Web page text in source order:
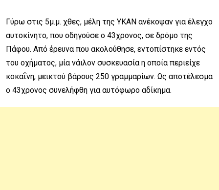
Γύρω στις 5μ.μ. χθες, μέλη της ΥΚΑΝ ανέκοψαν για έλεγχο
αυτοκίνητο, που οδηγούσε ο 43χρονος, σε δρόμο της
Πάφου. Από έρευνα που ακολούθησε, εντοπίστηκε εντός
του οχήματος, μία νάιλον συσκευασία η οποία περιείχε
κοκαΐνη, μεικτού βάρους 250 γραμμαρίων. Ως αποτέλεσμα
ο 43χρονος συνελήφθη για αυτόφωρο αδίκημα.